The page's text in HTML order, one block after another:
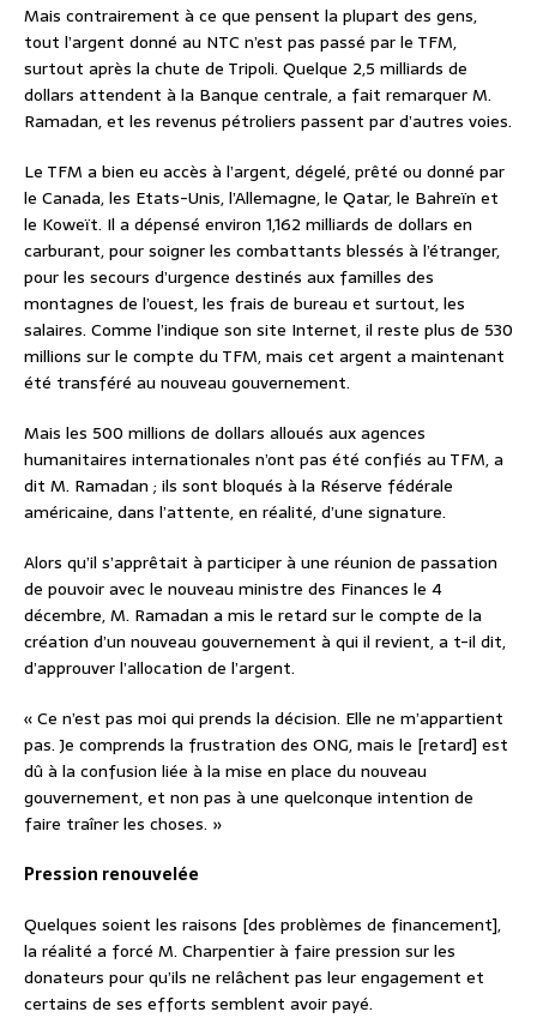
Mais contrairement à ce que pensent la plupart des gens,
tout l’argent donné au NTC n’est pas passé par le TFM,
surtout après la chute de Tripoli. Quelque 2,5 milliards de
dollars attendent à la Banque centrale, a fait remarquer M.
Ramadan, et les revenus pétroliers passent par d’autres voies.
Le TFM a bien eu accès à l’argent, dégelé, prêté ou donné par
le Canada, les Etats-Unis, l’Allemagne, le Qatar, le Bahreïn et
le Koweït. Il a dépensé environ 1,162 milliards de dollars en
carburant, pour soigner les combattants blessés à l’étranger,
pour les secours d’urgence destinés aux familles des
montagnes de l’ouest, les frais de bureau et surtout, les
salaires. Comme l’indique son site Internet, il reste plus de 530
millions sur le compte du TFM, mais cet argent a maintenant
été transféré au nouveau gouvernement.
Mais les 500 millions de dollars alloués aux agences
humanitaires internationales n’ont pas été confiés au TFM, a
dit M. Ramadan ; ils sont bloqués à la Réserve fédérale
américaine, dans l’attente, en réalité, d’une signature.
Alors qu’il s’apprêtait à participer à une réunion de passation
de pouvoir avec le nouveau ministre des Finances le 4
décembre, M. Ramadan a mis le retard sur le compte de la
création d’un nouveau gouvernement à qui il revient, a t-il dit,
d’approuver l’allocation de l’argent.
« Ce n’est pas moi qui prends la décision. Elle ne m’appartient
pas. Je comprends la frustration des ONG, mais le [retard] est
dû à la confusion liée à la mise en place du nouveau
gouvernement, et non pas à une quelconque intention de
faire traîner les choses. »
Pression renouvelée
Quelques soient les raisons [des problèmes de financement],
la réalité a forcé M. Charpentier à faire pression sur les
donateurs pour qu’ils ne relâchent pas leur engagement et
certains de ses efforts semblent avoir payé.